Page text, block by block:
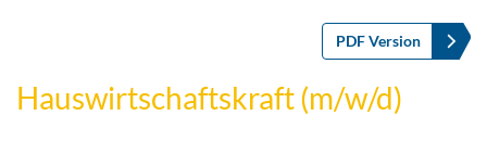
PDF Version
Hauswirtschaftskraft (m/w/d)